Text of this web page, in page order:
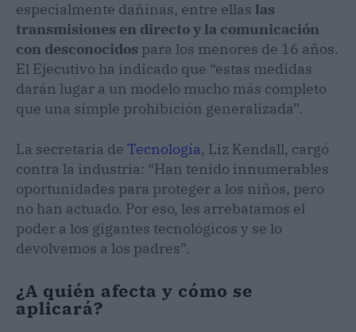
especialmente dañinas, entre ellas las
transmisiones en directo y la comunicación
con desconocidos para los menores de 16 años.
El Ejecutivo ha indicado que “estas medidas
darán lugar a un modelo mucho más completo
que una simple prohibición generalizada”.
La secretaria de Tecnología, Liz Kendall, cargó
contra la industria: “Han tenido innumerables
oportunidades para proteger a los niños, pero
no han actuado. Por eso, les arrebatamos el
poder a los gigantes tecnológicos y se lo
devolvemos a los padres”.
¿A quién afecta y cómo se
aplicará?